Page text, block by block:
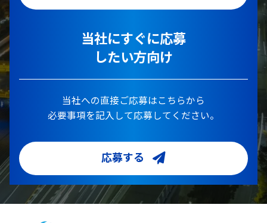
当社にすぐに応募
したい方向け
当社への直接ご応募はこちらから
必要事項を記入して応募してください。
応募する